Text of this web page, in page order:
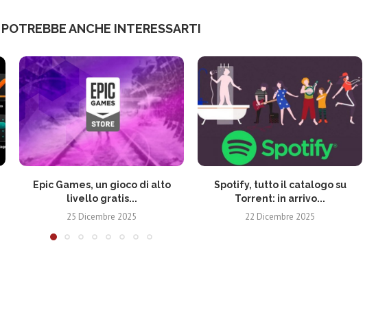
POTREBBE ANCHE INTERESSARTI
Epic Games, un gioco di alto
livello gratis...
25 Dicembre 2025
Spotify, tutto il catalogo su
Torrent: in arrivo...
22 Dicembre 2025